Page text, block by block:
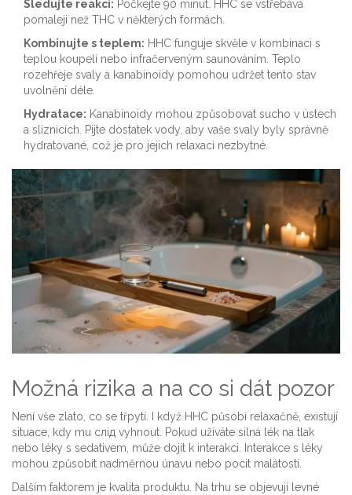
Sledujte reakci: Počkejte 90 minut. HHC se vstřebává
pomaleji než THC v některých formách.
Kombinujte s teplem: HHC funguje skvěle v kombinaci s
teplou koupelí nebo infračerveným saunováním. Teplo
rozehřeje svaly a kanabinoidy pomohou udržet tento stav
uvolnění déle.
Hydratace: Kanabinoidy mohou způsobovat sucho v ústech
a sliznicích. Pijte dostatek vody, aby vaše svaly byly správně
hydratované, což je pro jejich relaxaci nezbytné.
Možná rizika a na co si dát pozor
Není vše zlato, co se třpytí. I když HHC působí relaxačně, existují
situace, kdy mu слід vyhnout. Pokud užíváte silná lék na tlak
nebo léky s sedativem, může dojít k interakci. Interakce s léky
mohou způsobit nadměrnou únavu nebo pocit malátosti.
Dalším faktorem je kvalita produktu. Na trhu se objevují levné